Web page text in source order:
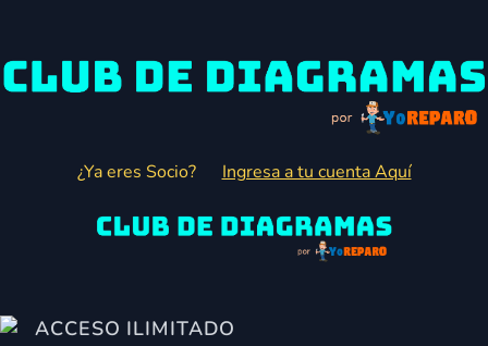
¿Ya eres Socio? Ingresa a tu cuenta Aquí
ACCESO ILIMITADO